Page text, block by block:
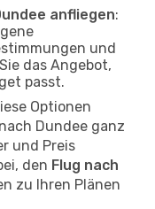
anfliegen:
und
das Angebot,
passt.
Optionen
Dundee ganz
und Preis
den Flug nach
zu Ihren Plänen